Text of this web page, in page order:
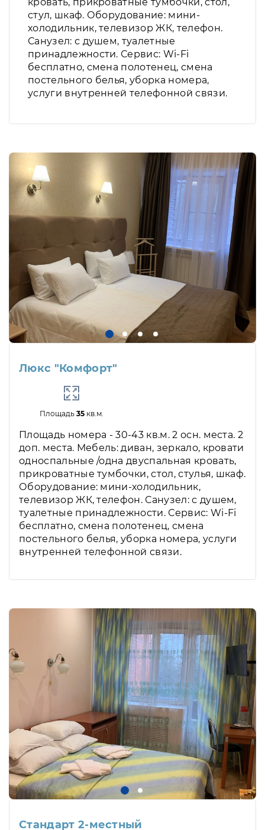
стул, шкаф. Оборудование: мини-
холодильник, телевизор ЖК, телефон.
Санузел: с душем, туалетные
принадлежности. Сервис: Wi-Fi
бесплатно, смена полотенец, смена
постельного белья, уборка номера,
услуги внутренней телефонной связи.
Люкс "Комфорт"
Площадь 35кв.м.
Площадь номера - 30-43 кв.м. 2 осн. места. 2
доп. места. Мебель: диван, зеркало, кровати
односпальные /одна двуспальная кровать,
прикроватные тумбочки, стол, стулья, шкаф.
Оборудование: мини-холодильник,
телевизор ЖК, телефон. Санузел: с душем,
туалетные принадлежности. Сервис: Wi-Fi
бесплатно, смена полотенец, смена
постельного белья, уборка номера, услуги
внутренней телефонной связи.
Стандарт 2-местный